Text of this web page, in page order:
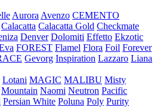
Aurora Avenzo CEMENTO
Calacatta Calacatta Gold Checkmate
Denver Dolomiti Effetto Ekzotic
FOREST Flamel Flora Foil Forever
Gevorg Inspiration Lazzaro Liana
Lotani MAGIC MALIBU Misty
Mountain Naomi Neutron Pacific
Persian White Poluna Poly Purity